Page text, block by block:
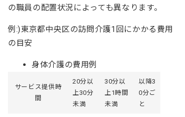
の職員の配置状況によっても異なります。
例:)東京都中央区の訪問介護1回にかかる費用
の目安
身体介護の費用例
サービス提供時
間
20分以
上30分
未満
30分以
上1時間
未満
以降3
0分ご
と